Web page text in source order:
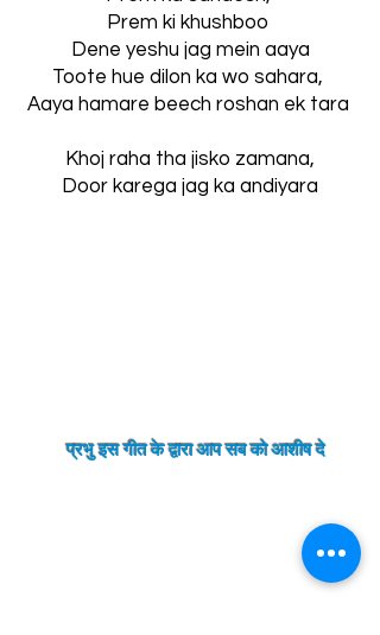
Prem ki khushboo
Dene yeshu jag mein aaya
Toote hue dilon ka wo sahara,
Aaya hamare beech roshan ek tara
Khoj raha tha jisko zamana,
Door karega jag ka andiyara
प्रभु इस गीत के द्वारा आप सब कोआशीषदे